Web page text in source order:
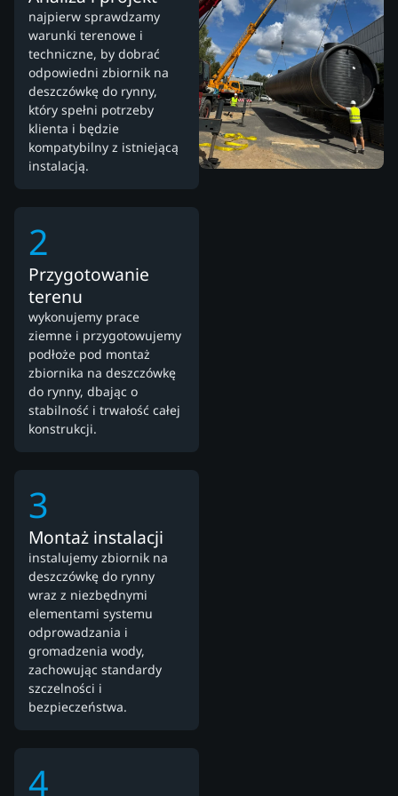
najpierw sprawdzamy
warunki terenowe i
techniczne, by dobrać
odpowiedni zbiornik na
deszczówkę do rynny,
który spełni potrzeby
klienta i będzie
kompatybilny z istniejącą
instalacją.
2
Przygotowanie
terenu
wykonujemy prace
ziemne i przygotowujemy
podłoże pod montaż
zbiornika na deszczówkę
do rynny, dbając o
stabilność i trwałość całej
konstrukcji.
3
Montaż instalacji
instalujemy zbiornik na
deszczówkę do rynny
wraz z niezbędnymi
elementami systemu
odprowadzania i
gromadzenia wody,
zachowując standardy
szczelności i
bezpieczeństwa.
4